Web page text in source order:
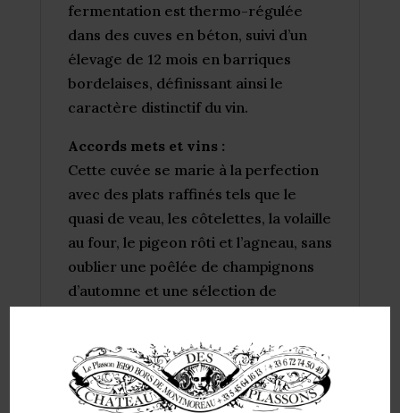
fermentation est thermo-régulée
dans des cuves en béton, suivi d’un
élevage de 12 mois en barriques
bordelaises, définissant ainsi le
caractère distinctif du vin.
Accords mets et vins :
Cette cuvée se marie à la perfection
avec des plats raffinés tels que le
quasi de veau, les côtelettes, la volaille
au four, le pigeon rôti et l’agneau, sans
oublier une poêlée de champignons
d’automne et une sélection de
le Saint-Nectaire ou le Brie de Meaux.
Conseils de conservation :
La Sélection Madame est prête à être